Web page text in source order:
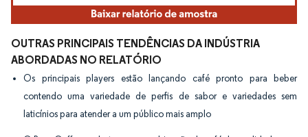
OUTRAS PRINCIPAIS TENDÊNCIAS DA INDÚSTRIA
ABORDADAS NO RELATÓRIO
Os principais players estão lançando café pronto para beber
contendo uma variedade de perfis de sabor e variedades sem
laticínios para atender a um público mais amplo